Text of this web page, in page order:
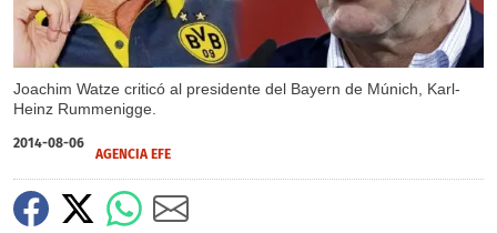
Joachim Watze criticó al presidente del Bayern de Múnich, Karl-
Heinz Rummenigge.
2014-08-06
AGENCIA EFE